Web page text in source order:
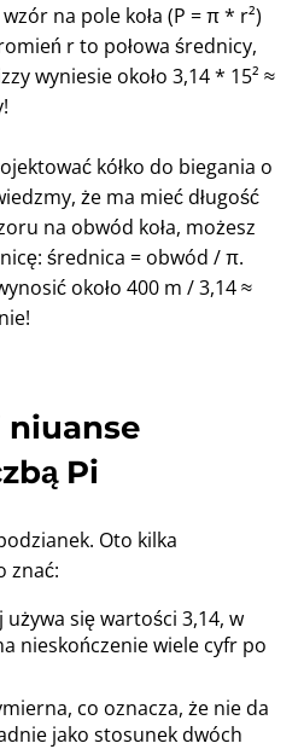
na pole koła (P = π * r²)
r to połowa średnicy,
wyniesie około 3,14 * 15² ≈
kółko do biegania o
że ma mieć długość
na obwód koła, możesz
średnica = obwód / π.
około 400 m / 3,14 ≈
niuanse
Pi
Oto kilka
znać:
używa się wartości 3,14, w
nieskończenie wiele cyfr po
co oznacza, że nie da
jako stosunek dwóch